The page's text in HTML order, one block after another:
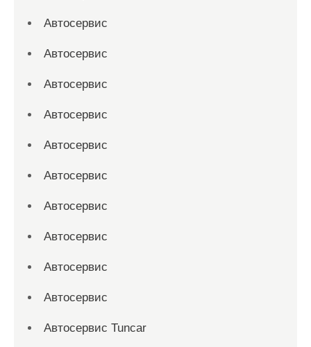
Автосервис
Автосервис
Автосервис
Автосервис
Автосервис
Автосервис
Автосервис
Автосервис
Автосервис
Автосервис
Автосервис Tuncar